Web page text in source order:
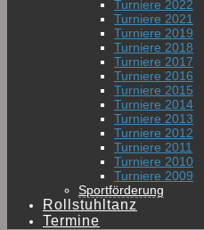
Turniere 2022
Turniere 2021
Turniere 2019
Turniere 2018
Turniere 2017
Turniere 2016
Turniere 2015
Turniere 2014
Turniere 2013
Turniere 2012
Turniere 2011
Turniere 2010
Turniere 2009
Sportförderung
Rollstuhltanz
Termine